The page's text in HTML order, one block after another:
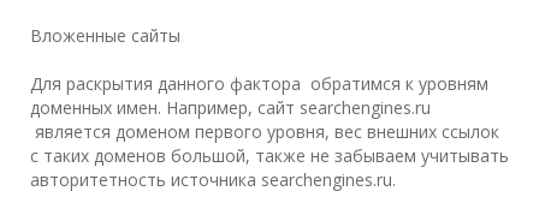
Вложенные сайты
Для раскрытия данного фактора обратимся к уровням
доменных имен. Например, сайт searchengines.ru
является доменом первого уровня, вес внешних ссылок
с таких доменов большой, также не забываем учитывать
авторитетность источника searchengines.ru.